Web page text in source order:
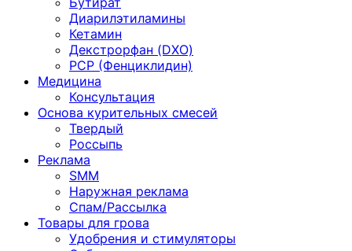
Диарилэтиламины
Кетамин
Декстрорфан (DXO)
PCP (Фенциклидин)
Медицина
Консультация
Основа курительных смесей
Твердый
Россыпь
Реклама
SMM
Наружная реклама
Спам/Рассылка
Товары для грова
Удобрения и стимуляторы